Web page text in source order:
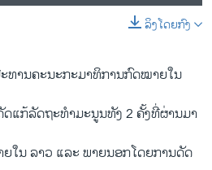
ລິງໂດຍກົງ
ທານຄະນະກະມາທິການກົດໝາຍໃນ
ແກ້ລັດຖະທຳມະນູນທັງ 2 ຄັ້ງທີ່ຜ່ານມາ
ໃນ ລາວ ແລະ ພາຍນອກໂດຍການດັດ